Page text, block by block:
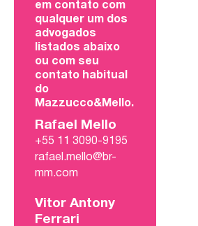
em contato com
qualquer um dos
advogados
listados abaixo
ou com seu
contato habitual
do
Mazzucco&Mello.
Rafael Mello
+55 11 3090-9195
rafael.mello@br-
mm.com
Vitor Antony
Ferrari